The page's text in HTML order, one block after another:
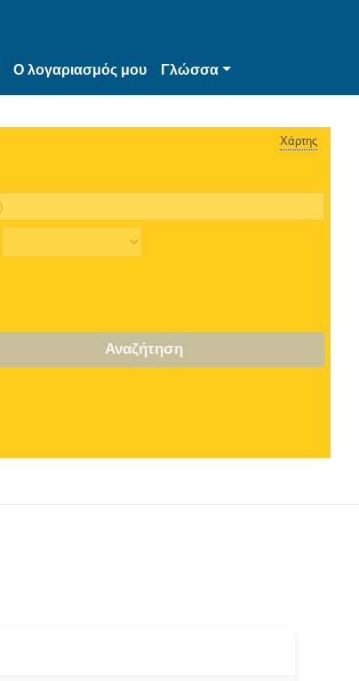
Ο λογαριασμός μου Γλώσσα
Χάρτης
Αναζήτηση